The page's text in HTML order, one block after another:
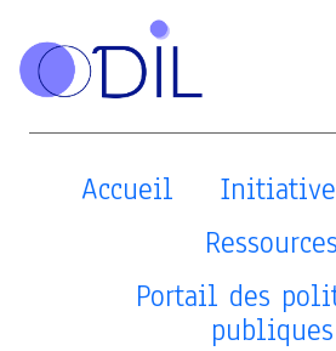
Accueil
Ressources
Portail des
publiques